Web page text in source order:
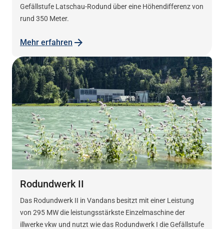
Gefällstufe Latschau-Rodund über eine Höhendifferenz von
rund 350 Meter.
Mehr erfahren
Rodundwerk II
Das Rodundwerk II in Vandans besitzt mit einer Leistung
von 295 MW die leistungsstärkste Einzelmaschine der
illwerke vkw und nutzt wie das Rodundwerk I die Gefällstufe